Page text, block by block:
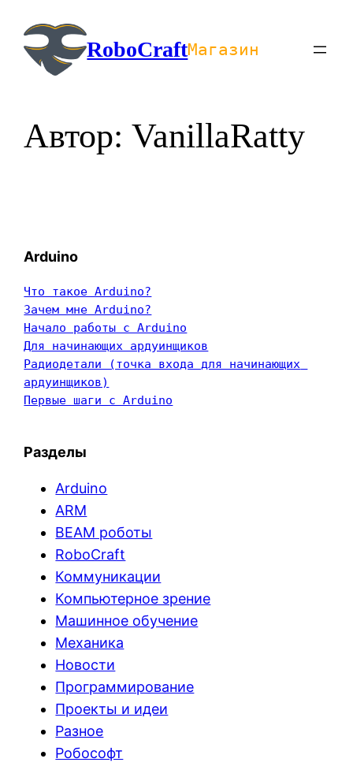
содержимомуRoboCraftМагазин
Автор:VanillaRatty
Arduino
Что такое Arduino?
Зачем мне Arduino?
Начало работы с Arduino
Для начинающих ардуинщиков
Радиодетали (точка входа для начинающих
ардуинщиков)
Первые шаги с Arduino
Разделы
Arduino
ARM
BEAM роботы
RoboCraft
Коммуникации
Компьютерное зрение
Машинное обучение
Механика
Новости
Программирование
Проекты и идеи
Разное
Робософт